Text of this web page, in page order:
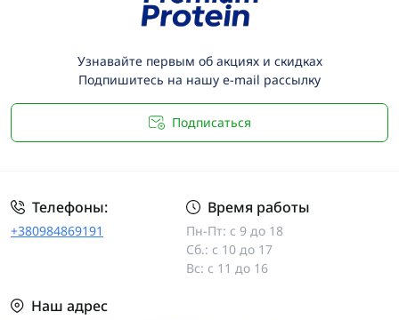
Узнавайте первым об акциях и скидках
Подпишитесь на нашу e-mail рассылку
Подписаться
Телефоны:
+380984869191
Время работы
Пн-Пт: с 9 до 18
Сб.: с 10 до 17
Вс: с 11 до 16
Наш адрес